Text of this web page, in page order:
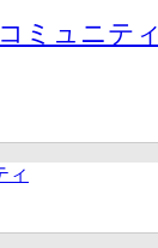
コミュニティ
ィ